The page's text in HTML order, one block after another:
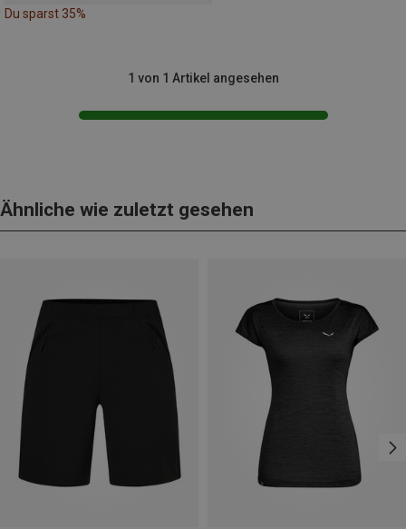
Du sparst 35%
1 von 1 Artikel angesehen
Ähnliche wie zuletzt gesehen